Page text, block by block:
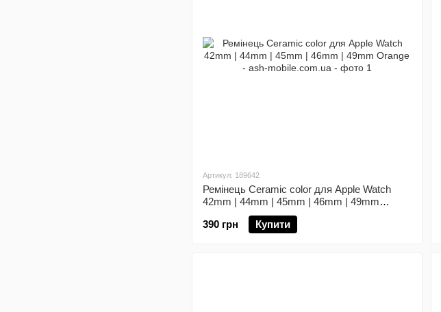
Артикул: 189642
Ремінець Ceramic color для Apple Watch
42mm | 44mm | 45mm | 46mm | 49mm
390 грн
Купити